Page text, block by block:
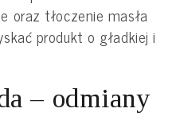
oraz tłoczenie masła
produkt o gładkiej i
– odmiany